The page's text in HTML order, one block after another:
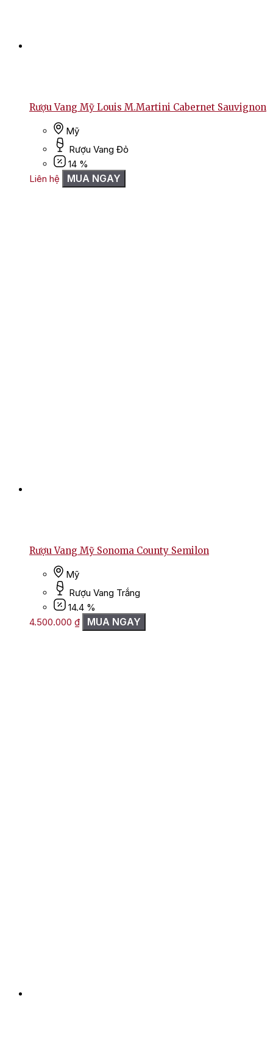
Rượu Vang Mỹ Louis M.Martini Cabernet Sauvignon
Mỹ
Rượu Vang Đỏ
14 %
Liên hệ
MUA NGAY
Rượu Vang Mỹ Sonoma County Semilon
Mỹ
Rượu Vang Trắng
14.4 %
4.500.000 ₫ MUA NGAY